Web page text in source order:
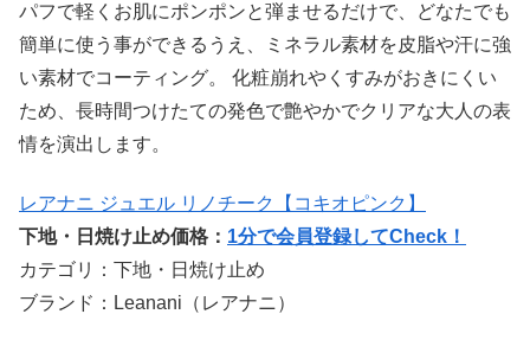
パフで軽くお肌にポンポンと弾ませるだけで、どなたでも
簡単に使う事ができるうえ、ミネラル素材を皮脂や汗に強
い素材でコーティング。 化粧崩れやくすみがおきにくい
ため、長時間つけたての発色で艶やかでクリアな大人の表
情を演出します。
レアナニ ジュエル リノチーク【コキオピンク】
下地・日焼け止め価格： 1分で会員登録してCheck！
カテゴリ：下地・日焼け止め
ブランド：Leanani（レアナニ）